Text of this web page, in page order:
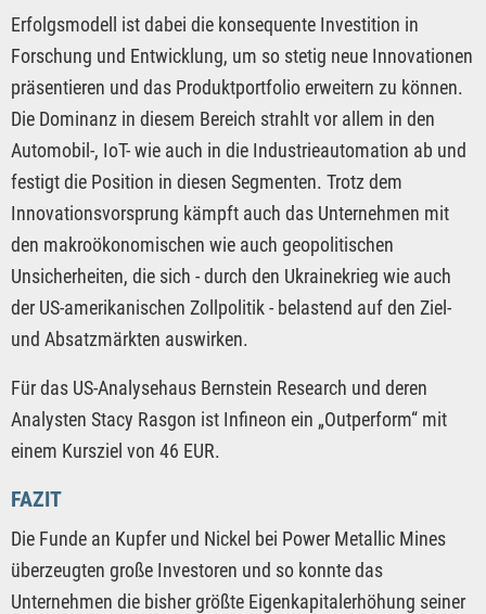
Erfolgsmodell ist dabei die konsequente Investition in
Forschung und Entwicklung, um so stetig neue Innovationen
präsentieren und das Produktportfolio erweitern zu können.
Die Dominanz in diesem Bereich strahlt vor allem in den
Automobil-, IoT- wie auch in die Industrieautomation ab und
festigt die Position in diesen Segmenten. Trotz dem
Innovationsvorsprung kämpft auch das Unternehmen mit
den makroökonomischen wie auch geopolitischen
Unsicherheiten, die sich - durch den Ukrainekrieg wie auch
der US-amerikanischen Zollpolitik - belastend auf den Ziel-
und Absatzmärkten auswirken.
Für das US-Analysehaus Bernstein Research und deren
Analysten Stacy Rasgon ist Infineon ein „Outperform“ mit
einem Kursziel von 46 EUR.
FAZIT
Die Funde an Kupfer und Nickel bei Power Metallic Mines
überzeugten große Investoren und so konnte das
Unternehmen die bisher größte Eigenkapitalerhöhung seiner